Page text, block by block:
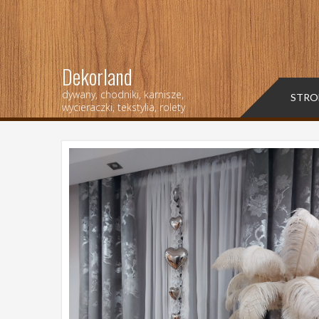
Dekorland
dywany, chodniki, karnisze,
wycieraczki, tekstylia, rolety